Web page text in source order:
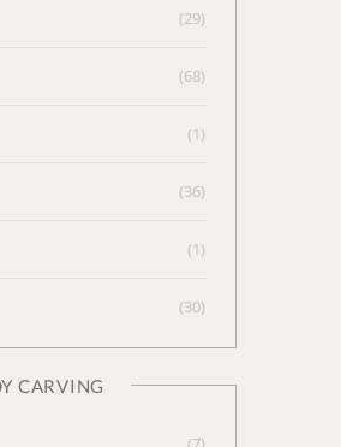
(29)
(68)
(1)
(36)
(1)
(30)
CARVING